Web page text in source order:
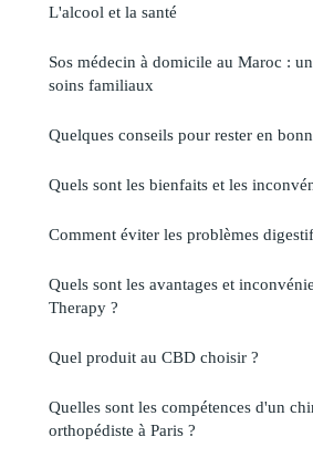
L'alcool et la santé
Sos médecin à domicile au Maroc :
soins familiaux
Quelques conseils pour rester en
Quels sont les bienfaits et les
Comment éviter les problèmes
Quels sont les avantages et
Therapy ?
Quel produit au CBD choisir ?
Quelles sont les compétences d'un
orthopédiste à Paris ?